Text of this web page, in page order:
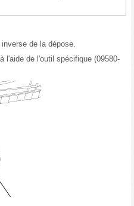
de la dépose.
l'aide de l'outil spécifique (09580-